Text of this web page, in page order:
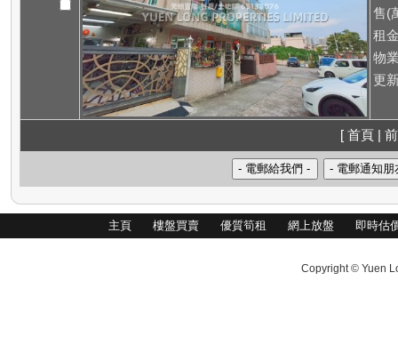
售(
租
物
更
[ 首頁 |
主頁 樓盤買賣 優質筍租 網上放盤 即時估
Copyright © Yuen